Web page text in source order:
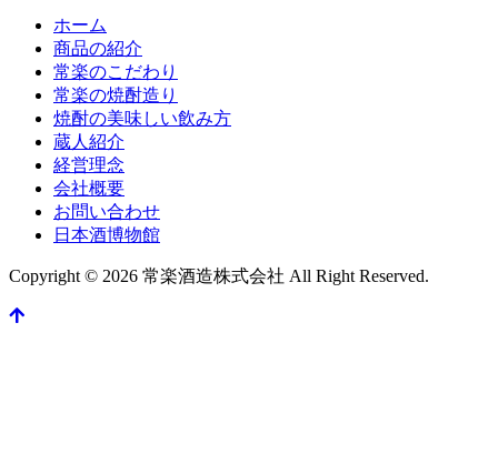
ホーム
商品の紹介
常楽のこだわり
常楽の焼酎造り
焼酎の美味しい飲み方
蔵人紹介
経営理念
会社概要
お問い合わせ
日本酒博物館
Copyright © 2026 常楽酒造株式会社 All Right Reserved.